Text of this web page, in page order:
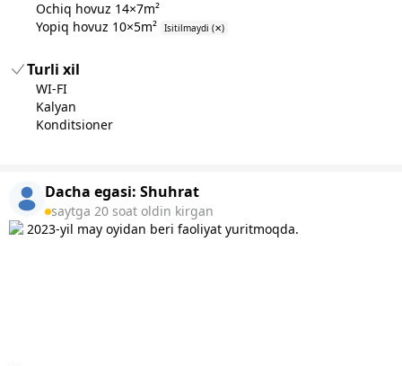
Ochiq hovuz 14×7m²
Yopiq hovuz 10×5m² Isitilmaydi (✕)
Turli xil
WI-FI
Kalyan
Konditsioner
Dacha egasi: Shuhrat
saytga 20 soat oldin kirgan
2023-yil may oyidan beri faoliyat yuritmoqda.